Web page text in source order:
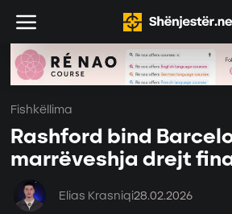
Fishkëllima
Rashford bind
marrëveshja drejt
Elias Krasniqi28.02.2026